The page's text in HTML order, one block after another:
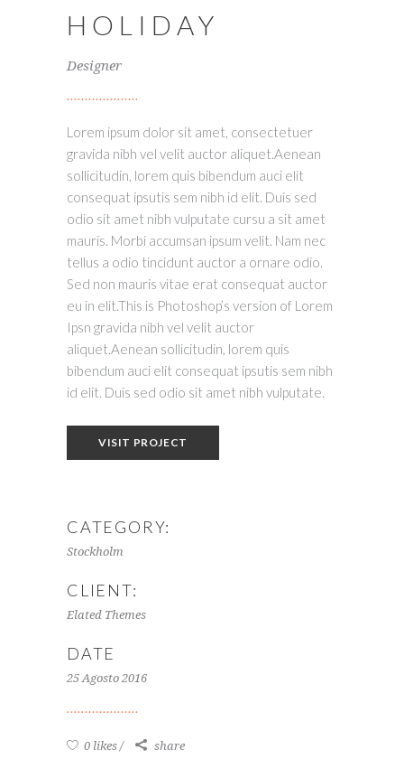
HOLIDAY
Designer
Lorem ipsum dolor sit amet, consectetuer
gravida nibh vel velit auctor aliquet.Aenean
sollicitudin, lorem quis bibendum auci elit
consequat ipsutis sem nibh id elit. Duis sed
odio sit amet nibh vulputate cursu a sit amet
mauris. Morbi accumsan ipsum velit. Nam nec
tellus a odio tincidunt auctor a ornare odio.
Sed non mauris vitae erat consequat auctor
eu in elit.This is Photoshop’s version of Lorem
Ipsn gravida nibh vel velit auctor
aliquet.Aenean sollicitudin, lorem quis
bibendum auci elit consequat ipsutis sem nibh
id elit. Duis sed odio sit amet nibh vulputate.
VISIT PROJECT
CATEGORY:
Stockholm
CLIENT:
Elated Themes
DATE
25 Agosto 2016
0 likes share